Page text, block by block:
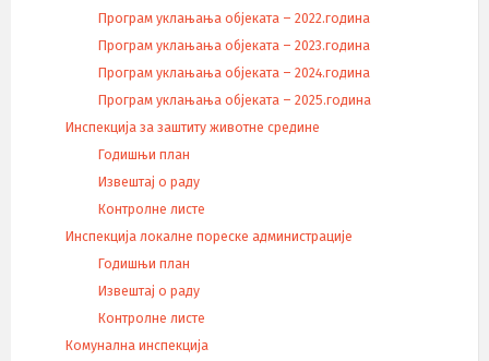
Програм уклањања објеката – 2022.година
Програм уклањања објеката – 2023.година
Програм уклањања објеката – 2024.година
Програм уклањања објеката – 2025.година
Инспекција за заштиту животне средине
Годишњи план
Извештај о раду
Контролне листе
Инспекција локалне пореске администрације
Годишњи план
Извештај о раду
Контролне листе
Комунална инспекција